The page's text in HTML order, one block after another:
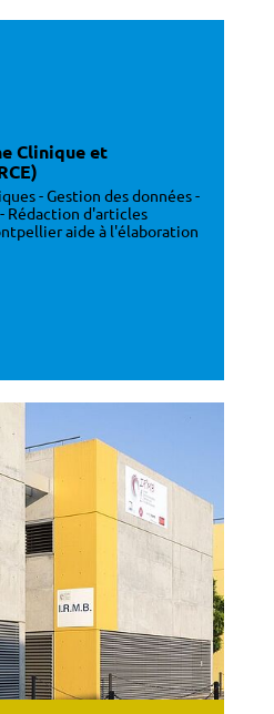
Clinique et
- Gestion des données -
Rédaction d'articles
aide à l'élaboration